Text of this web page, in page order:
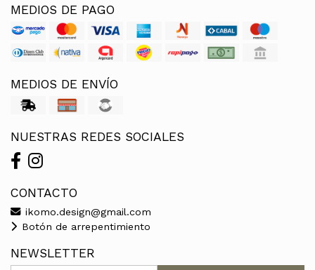
MEDIOS DE PAGO
MEDIOS DE ENVÍO
NUESTRAS REDES SOCIALES
CONTACTO
ikomo.design@gmail.com
Botón de arrepentimiento
NEWSLETTER